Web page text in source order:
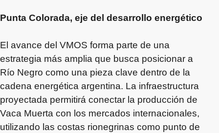
Punta Colorada, eje del desarrollo energético
El avance del VMOS forma parte de una
estrategia más amplia que busca posicionar a
Río Negro como una pieza clave dentro de la
cadena energética argentina. La infraestructura
proyectada permitirá conectar la producción de
Vaca Muerta con los mercados internacionales,
utilizando las costas rionegrinas como punto de